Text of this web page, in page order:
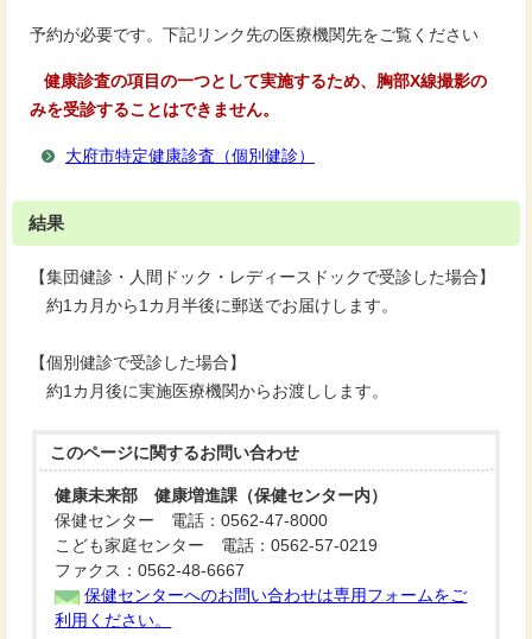
予約が必要です。下記リンク先の医療機関先をご覧ください
健康診査の項目の一つとして実施するため、胸部X線撮影の
みを受診することはできません。
大府市特定健康診査（個別健診）
結果
【集団健診・人間ドック・レディースドックで受診した場合】
約1カ月から1カ月半後に郵送でお届けします。
【個別健診で受診した場合】
約1カ月後に実施医療機関からお渡しします。
このページに関するお問い合わせ
健康未来部 健康増進課（保健センター内）
保健センター 電話：0562-47-8000
こども家庭センター 電話：0562-57-0219
ファクス：0562-48-6667
保健センターへのお問い合わせは専用フォームをご
利用ください。